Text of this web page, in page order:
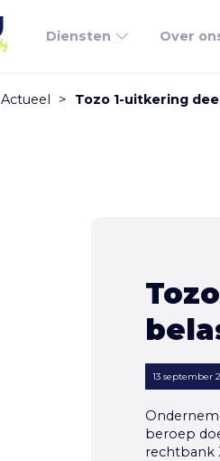
Diensten Over
Actueel > Tozo 1-uitkering
13 september
beroep
rechtbank